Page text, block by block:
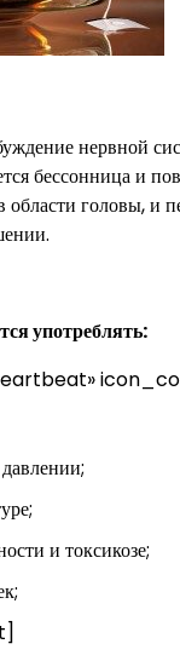
нервной
бессонница и
области головы, и
употреблять:
и токсикозе;